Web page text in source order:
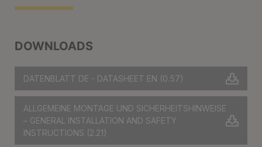
DOWNLOADS
DATENBLATT DE - DATASHEET EN (0.57)
ALLGEMEINE MONTAGE UND SICHERHEITSHINWEISE
– GENERAL INSTALLATION AND SAFETY
INSTRUCTIONS (2.21)